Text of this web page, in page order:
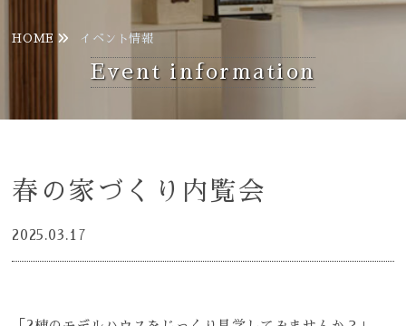
HOME イベント情報
Event information
春の家づくり内覧会
2025.03.17